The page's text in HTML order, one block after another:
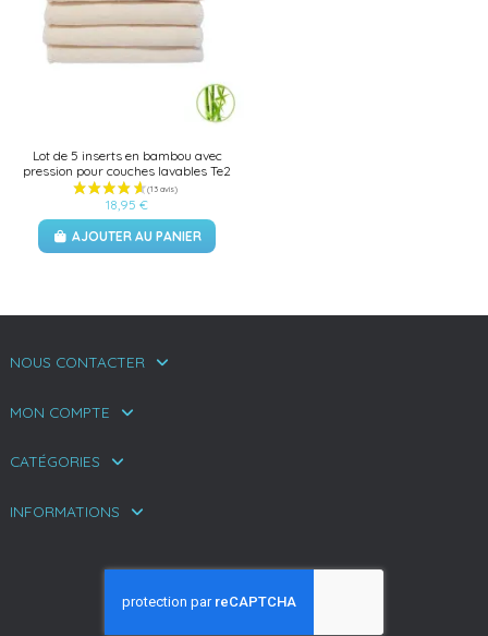
Lot de 5 inserts en bambou avec
pression pour couches lavables Te2
18,95 €
AJOUTER AU PANIER
NOUS CONTACTER
MON COMPTE
CATÉGORIES
INFORMATIONS